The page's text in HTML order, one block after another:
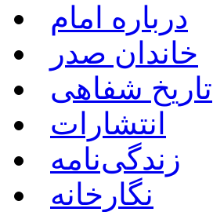
درباره امام
خاندان صدر
تاریخ شفاهی
انتشارات
زندگی‌نامه
نگارخانه